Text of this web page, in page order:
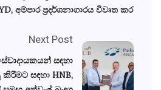
අම්පාර ප්‍රදර්ශනාගාරය විවෘත කර
Next Post
සඳහා
සඳහා HNB,